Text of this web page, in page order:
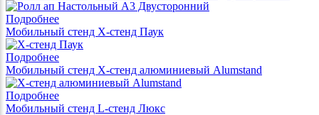
Подробнее
Мобильный стенд X-стенд Паук
Подробнее
Мобильный стенд X-стенд алюминиевый Alumstand
Подробнее
Мобильный стенд L-стенд Люкс